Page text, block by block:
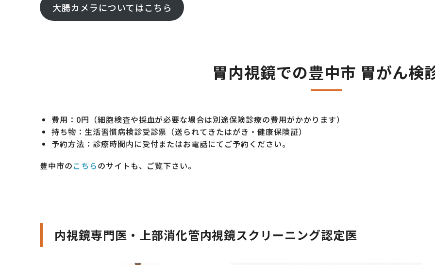
大腸カメラについてはこちら
胃内視鏡での豊中市 胃がん検
費用：0円（細胞検査や採血が必要な場合は別途保険診療の費用がかかります）
持ち物：生活習慣病検診受診票（送られてきたはがき・健康保険証）
予約方法：診療時間内に受付またはお電話にてご予約ください。
豊中市のこちらのサイトも、ご覧下さい。
内視鏡専門医・上部消化管内視鏡スクリーニング認定医